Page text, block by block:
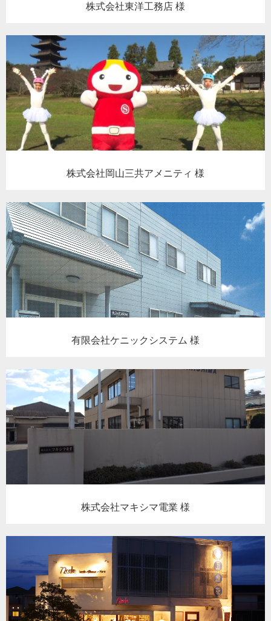
株式会社東洋工務店 様
株式会社岡山三共アメニティ 様
有限会社ケニックシステム 様
株式会社マキシマ電業 様